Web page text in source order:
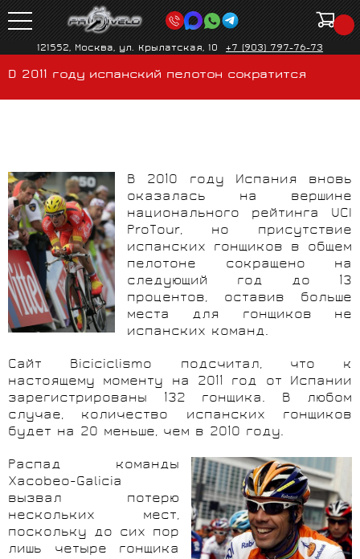
121552, Москва, ул. Крылатская, 10 +7 (903) 797-76-73
D 2011 году испанский пелотон сократится
В 2010 году Испания вновь
оказалась на вершине
национального рейтинга UCI
ProTour, но присутствие
испанских гонщиков в общем
пелотоне сокращено на
следующий год до 13
процентов, оставив больше
места для гонщиков не
испанских команд.
Сайт Biciciclismo подсчитал, что к
настоящему моменту на 2011 год от Испании
зарегистрированы 132 гонщика. В любом
случае, количество испанских гонщиков
будет на 20 меньше, чем в 2010 году.
Распад команды
Xacobeo-Galicia
вызвал потерю
нескольких мест,
поскольку до сих пор
лишь четыре гонщика